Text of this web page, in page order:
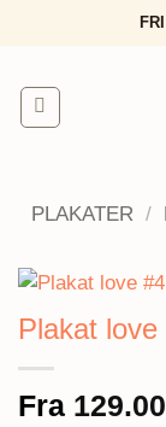
PLAKATER /
Plakat love
Fra 129.00